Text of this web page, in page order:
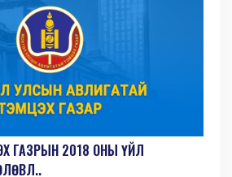
ГАЗРЫН 2018 ОНЫ ҮЙЛ